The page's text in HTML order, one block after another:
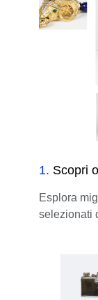
1. Scopri
Esplora
selezionati